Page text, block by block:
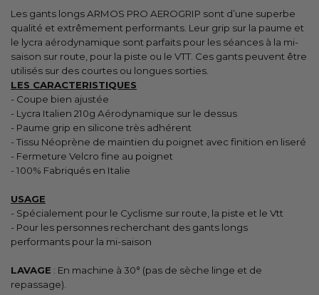
Les gants longs ARMOS PRO AEROGRIP sont d’une superbe
qualité et extrêmement performants. Leur grip sur la paume et
le lycra aérodynamique sont parfaits pour les séances à la mi-
saison sur route, pour la piste ou le VTT. Ces gants peuvent être
utilisés sur des courtes ou longues sorties.
LES CARACTERISTIQUES
- Coupe bien ajustée
- Lycra Italien 210g Aérodynamique sur le dessus
- Paume grip en silicone très adhérent
- Tissu Néoprène de maintien du poignet avec finition en liseré
- Fermeture Velcro fine au poignet
- 100% Fabriqués en Italie
USAGE
- Spécialement pour le Cyclisme sur route, la piste et le Vtt
- Pour les personnes recherchant des gants longs
performants pour la mi-saison
LAVAGE : En machine à 30° (pas de sèche linge et de
repassage).